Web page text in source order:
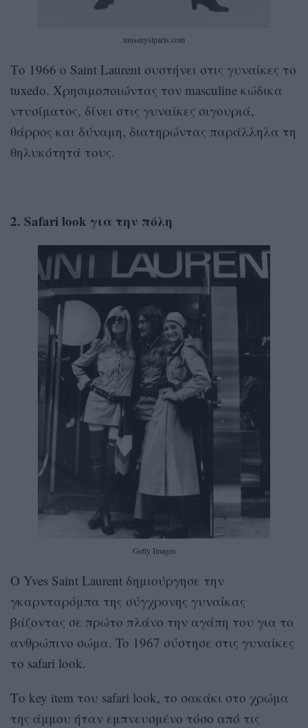
museeyslparis.com
Το 1966 ο Saint Laurent συστήνει στις γυναίκες το
tuxedo. Χρησιμοποιώντας τον masculine κώδικα
ντυσίματος, δίνει στις γυναίκες σιγουριά,
θάρρος και δύναμη, διατηρώντας παράλληλα τη
θηλυκότητά τους.
2. Safari look για την πόλη
Getty Images
Ο Yves Saint Laurent δημιούργησε την
γκαρνταρόμπα της σύγχρονης γυναίκας
βάζοντας σε πρώτο πλάνο την αγάπη του για το
ανθρώπινο σώμα. To 1967 σύστησε στις γυναίκες
το safari look.
Το key item του safari look, το σακάκι στο χρώμα
της άμμου ήταν εμπνευσμένο τόσο από τις